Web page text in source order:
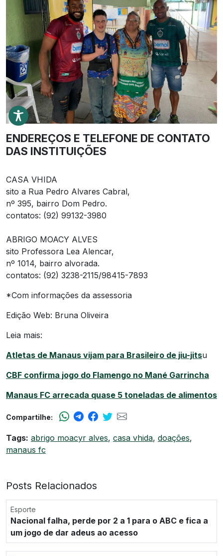
ENDEREÇOS E TELEFONE DE CONTATO
DAS INSTITUIÇÕES
CASA VHIDA
sito a Rua Pedro Alvares Cabral,
nº 395, bairro Dom Pedro.
contatos: (92) 99132-3980
ABRIGO MOACY ALVES
sito Professora Lea Alencar,
nº 1014, bairro alvorada.
contatos: (92) 3238-2115/98415-7893
*Com informações da assessoria
Edição Web: Bruna Oliveira
Leia mais:
Atletas de Manaus vijam para Brasileiro de jiu-jitsu
CBF confirma jogo do Flamengo no Mané Garrincha
Manaus FC arrecada quase 5 toneladas de alimentos
Compartilhe:
Tags: abrigo moacyr alves, casa vhida, doações,
manaus fc
Posts Relacionados
Esporte
Nacional falha, perde por 2 a 1 para o ABC e fica a
um jogo de dar adeus ao acesso